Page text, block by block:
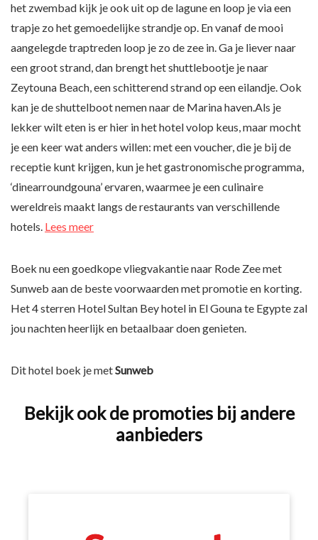
het zwembad kijk je ook uit op de lagune en loop je via een
trapje zo het gemoedelijke strandje op. En vanaf de mooi
aangelegde traptreden loop je zo de zee in. Ga je liever naar
een groot strand, dan brengt het shuttlebootje je naar
Zeytouna Beach, een schitterend strand op een eilandje. Ook
kan je de shuttelboot nemen naar de Marina haven.Als je
lekker wilt eten is er hier in het hotel volop keus, maar mocht
je een keer wat anders willen: met een voucher, die je bij de
receptie kunt krijgen, kun je het gastronomische programma,
‘dinearroundgouna’ ervaren, waarmee je een culinaire
wereldreis maakt langs de restaurants van verschillende
hotels. Lees meer
Boek nu een goedkope vliegvakantie naar Rode Zee met
Sunweb aan de beste voorwaarden met promotie en korting.
Het 4 sterren Hotel Sultan Bey hotel in El Gouna te Egypte zal
jou nachten heerlijk en betaalbaar doen genieten.
Dit hotel boek je metSunweb
Bekijk ook de promoties bij andere
aanbieders